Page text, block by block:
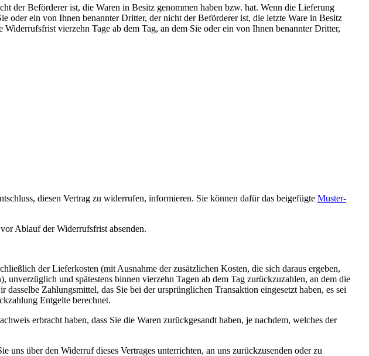
der Beförderer ist, die Waren in Besitz genommen haben bzw. hat. Wenn die Lieferung
oder ein von Ihnen benannter Dritter, der nicht der Beförderer ist, die letzte Ware in Besitz
vierzehn Tage ab dem Tag, an dem Sie oder ein von Ihnen benannter Dritter,
diesen Vertrag zu widerrufen, informieren. Sie können dafür das beigefügte Muster-
Ablauf der Widerrufsfrist absenden.
der Lieferkosten (mit Ausnahme der zusätzlichen Kosten, die sich daraus ergeben,
und spätestens binnen vierzehn Tagen ab dem Tag zurückzuzahlen, an dem die
Zahlungsmittel, das Sie bei der ursprünglichen Transaktion eingesetzt haben, es sei
Entgelte berechnet.
erbracht haben, dass Sie die Waren zurückgesandt haben, je nachdem, welches der
uns über den Widerruf dieses Vertrages unterrichten, an uns zurückzusenden oder zu